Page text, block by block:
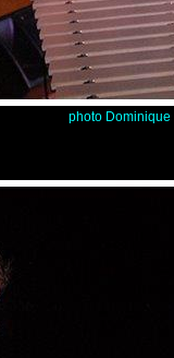
photo Dominique